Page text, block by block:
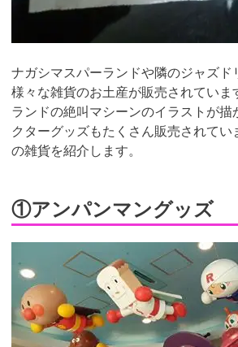
ナガシマスパーランドや隣のジャズド
様々な雑貨のお土産が販売されていま
ランドの絶叫マシーンのイラストが描
クターグッズもたくさん販売されて
の雑貨を紹介します。
①アンパンマングッズ